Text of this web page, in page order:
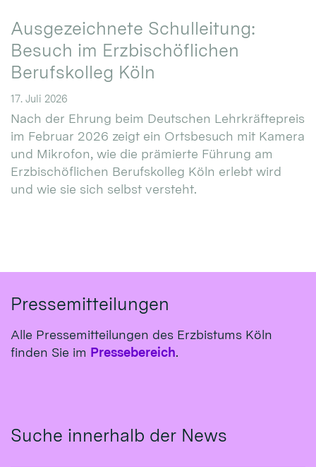
Ausgezeichnete Schulleitung:
Besuch im Erzbischöflichen
Berufskolleg Köln
17. Juli 2026
Nach der Ehrung beim Deutschen Lehrkräftepreis
im Februar 2026 zeigt ein Ortsbesuch mit Kamera
und Mikrofon, wie die prämierte Führung am
Erzbischöflichen Berufskolleg Köln erlebt wird
und wie sie sich selbst versteht.
Pressemitteilungen
Alle Pressemitteilungen des Erzbistums Köln
finden Sie im Pressebereich.
Suche innerhalb der News